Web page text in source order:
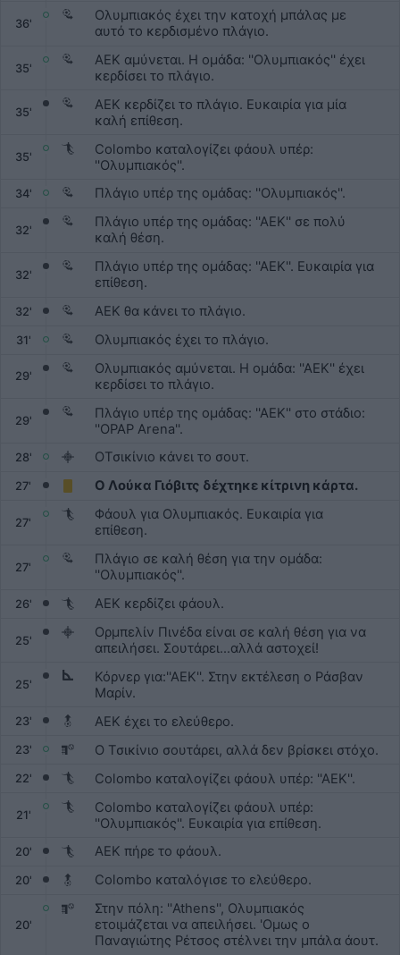
36'
Ολυμπιακός έχει την κατοχή μπάλας με
αυτό το κερδισμένο πλάγιο.
35'
ΑΕΚ αμύνεται. Η ομάδα: ''Ολυμπιακός'' έχει
κερδίσει το πλάγιο.
35'
ΑΕΚ κερδίζει το πλάγιο. Ευκαιρία για μία
καλή επίθεση.
35'
Colombo καταλογίζει φάουλ υπέρ:
''Ολυμπιακός''.
34' Πλάγιο υπέρ της ομάδας: ''Ολυμπιακός''.
32'
Πλάγιο υπέρ της ομάδας: ''ΑΕΚ'' σε πολύ
καλή θέση.
32'
Πλάγιο υπέρ της ομάδας: ''ΑΕΚ''. Ευκαιρία για
επίθεση.
32' ΑΕΚ θα κάνει το πλάγιο.
31' Ολυμπιακός έχει το πλάγιο.
29'
Ολυμπιακός αμύνεται. Η ομάδα: ''ΑΕΚ'' έχει
κερδίσει το πλάγιο.
29'
Πλάγιο υπέρ της ομάδας: ''ΑΕΚ'' στο στάδιο:
''OPAP Arena''.
28' ΟΤσικίνιο κάνει το σουτ.
27' Ο Λούκα Γιόβιτς δέχτηκε κίτρινη κάρτα.
27'
Φάουλ για Ολυμπιακός. Ευκαιρία για
επίθεση.
27'
Πλάγιο σε καλή θέση για την ομάδα:
''Ολυμπιακός''.
26' ΑΕΚ κερδίζει φάουλ.
25'
Ορμπελίν Πινέδα είναι σε καλή θέση για να
απειλήσει. Σουτάρει...αλλά αστοχεί!
25'
Κόρνερ για:''ΑΕΚ''. Στην εκτέλεση ο Ράσβαν
Μαρίν.
23' ΑΕΚ έχει το ελεύθερο.
23' Ο Τσικίνιο σουτάρει, αλλά δεν βρίσκει στόχο.
22' Colombo καταλογίζει φάουλ υπέρ: ''ΑΕΚ''.
21'
Colombo καταλογίζει φάουλ υπέρ:
''Ολυμπιακός''. Ευκαιρία για επίθεση.
20' ΑΕΚ πήρε το φάουλ.
20' Colombo καταλόγισε το ελεύθερο.
20'
Στην πόλη: ''Athens'', Ολυμπιακός
ετοιμάζεται να απειλήσει. 'Ομως ο
Παναγιώτης Ρέτσος στέλνει την μπάλα άουτ.